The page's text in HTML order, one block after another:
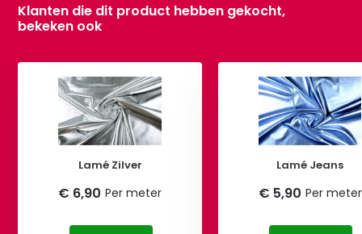
Klanten die dit product hebben gekocht,
bekeken ook
Lamé Zilver
€ 6,90 Per meter
Lamé Jeans
€ 5,90 Per meter